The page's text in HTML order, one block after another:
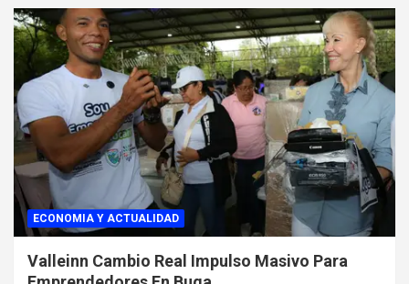
ECONOMIA Y ACTUALIDAD
Valleinn Cambio Real Impulso Masivo Para